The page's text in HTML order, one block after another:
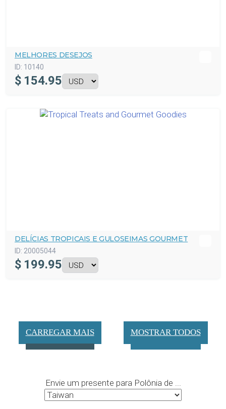
MELHORES DESEJOS
ID: 10140
$ 154.95
DELÍCIAS TROPICAIS E GULOSEIMAS GOURMET
ID: 20005044
$ 199.95
CARREGAR MAIS MOSTRAR TODOS
Envie um presente para Polônia de ...